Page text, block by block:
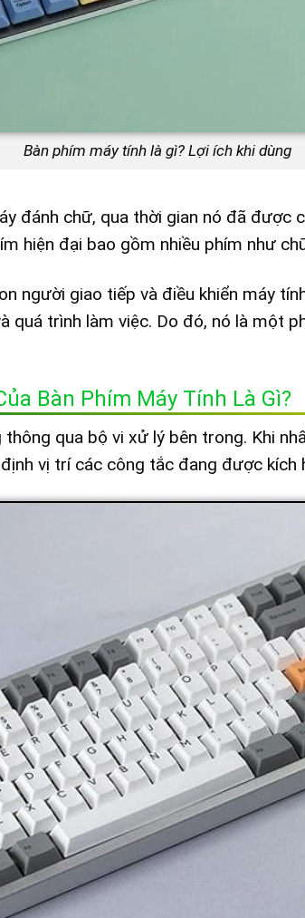
Bàn phím máy tính là gì? Lợi ích khi dùng
đánh chữ, qua thời gian nó đã được
hiện đại bao gồm nhiều phím như
người giao tiếp và điều khiển máy
quá trình làm việc. Do đó, nó là một
Bàn Phím Máy Tính Là Gì?
qua bộ vi xử lý bên trong. Khi
vị trí các công tắc đang được kích